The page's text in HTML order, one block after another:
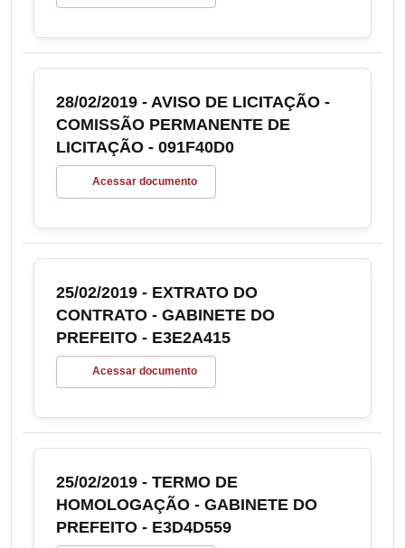
28/02/2019 - AVISO DE LICITAÇÃO -
COMISSÃO PERMANENTE DE
LICITAÇÃO - 091F40D0
Acessar documento
25/02/2019 - EXTRATO DO
CONTRATO - GABINETE DO
PREFEITO - E3E2A415
Acessar documento
25/02/2019 - TERMO DE
HOMOLOGAÇÃO - GABINETE DO
PREFEITO - E3D4D559